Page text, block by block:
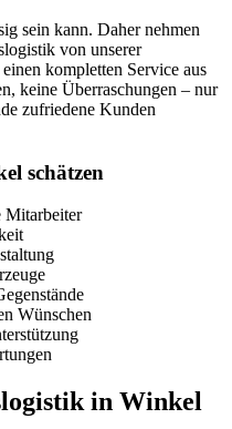
sein kann. Daher nehmen
von unserer
kompletten Service aus
keine Überraschungen – nur
zufriedene Kunden
schätzen
Mitarbeiter
Wünschen
in Winkel